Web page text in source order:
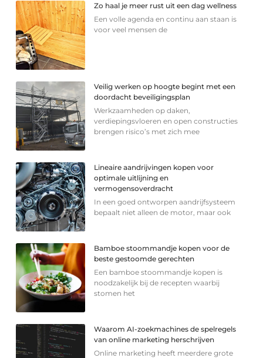
Zo haal je meer rust uit een dag wellness
Een volle agenda en continu aan staan is
voor veel mensen de
Veilig werken op hoogte begint met een
doordacht beveiligingsplan
Werkzaamheden op daken,
verdiepingsvloeren en open constructies
brengen risico’s met zich mee
Lineaire aandrijvingen kopen voor
optimale uitlijning en
vermogensoverdracht
In een goed ontworpen aandrijfsysteem
bepaalt niet alleen de motor, maar ook
Bamboe stoommandje kopen voor de
beste gestoomde gerechten
Een bamboe stoommandje kopen is
noodzakelijk bij de recepten waarbij
stomen het
Waarom AI-zoekmachines de spelregels
van online marketing herschrijven
Online marketing heeft meerdere grote